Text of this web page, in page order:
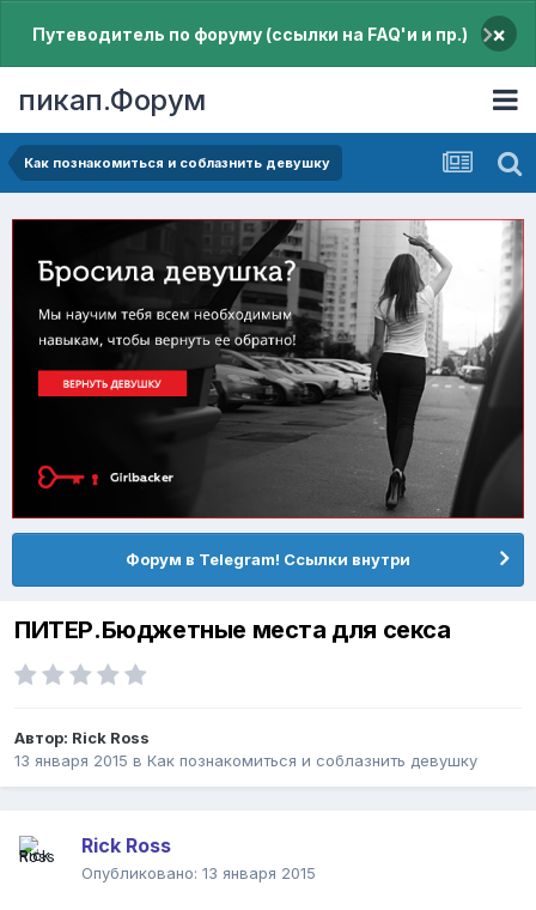
Путеводитель по форуму (ссылки на FAQ'и и пр.) ×
пикап.Форум
Как познакомиться и соблазнить девушку
Форум в Telegram! Ссылки внутри
ПИТЕР.Бюджетные места для секса
Автор: Rick Ross
13 января 2015 в Как познакомиться и соблазнить девушку
Rick Ross
Опубликовано: 13 января 2015